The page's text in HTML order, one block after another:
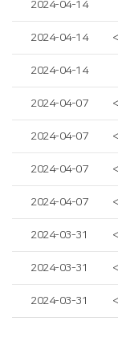
2024-04-14
2024-04-14
2024-04-14
2024-04-07
2024-04-07
2024-04-07
2024-04-07
2024-03-31
2024-03-31
2024-03-31